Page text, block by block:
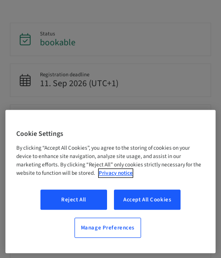
Status
bookable
Registration deadline
11. Sep 2026 (UTC+1)
Points
0.00 Points
Delivery method
Theoretical
Cookie Settings
By clicking “Accept All Cookies”, you agree to the storing of cookies on your
device to enhance site navigation, analyze site usage, and assist in our
marketing efforts. By clicking “Reject All” only cookies strictly necessary for the
website to function will be stored. Privacy notice
Reject All Accept All Cookies
Manage Preferences